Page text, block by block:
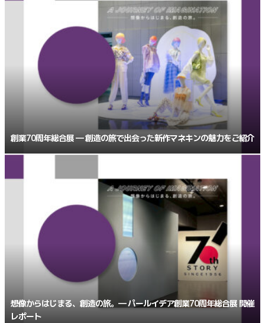
創業70周年総合展 ― 創造の旅で出会った新作マネキンの魅力をご紹介
想像からはじまる、創造の旅。― パールイデア創業70周年総合展 開催
レポート